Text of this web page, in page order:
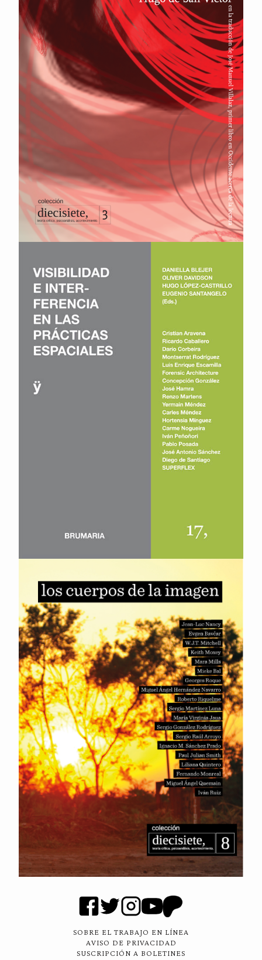
SOBRE EL TRABAJO EN LÍNEA
AVISO DE PRIVACIDAD
SUSCRIPCIÓN A BOLETINES